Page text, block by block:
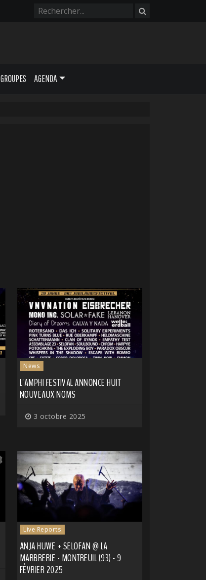
GROUPES AGENDA
News
L'AMPHI FESTIVAL ANNONCE HUIT
NOUVEAUX NOMS
3 octobre 2025
Live Reports
ANJA HUWE + SELOFAN @ LA
MARBRERIE - MONTREUIL (93) - 9
FÉVRIER 2025